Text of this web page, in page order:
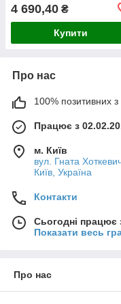
4 690,40 ₴
Купити
Про нас
100% позитивних з
Працює з
м. Київ
вул. Гната
Київ, Україна
Контакти
Сьогодні працює
Показати весь
Про нас